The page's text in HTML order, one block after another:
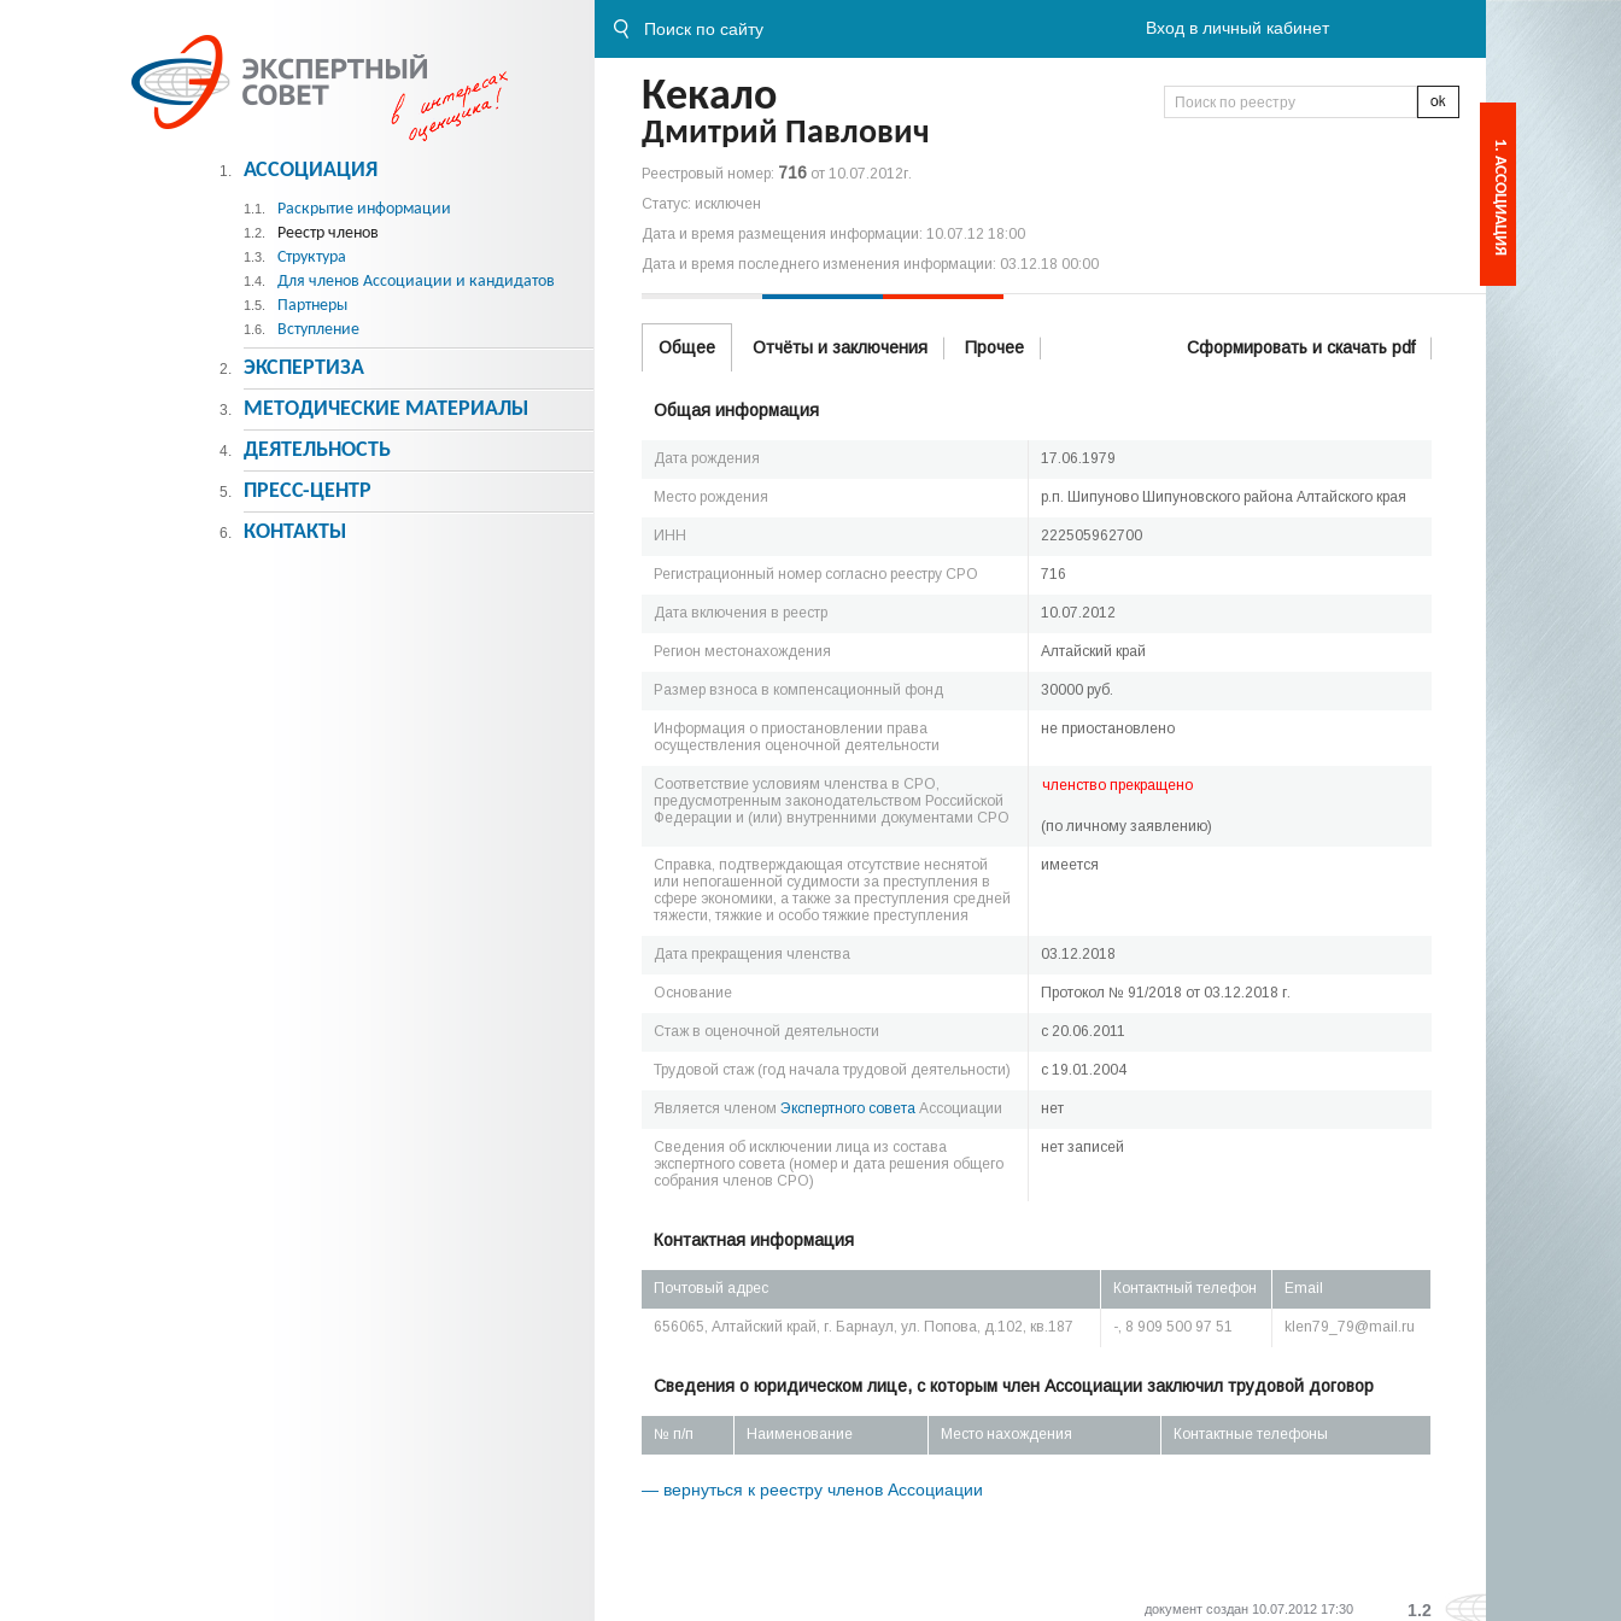
Вход в личный кабинет
Кекало
Дмитрий Павлович
Реестровый номер: 716 от 10.07.2012г.
Статус: исключен
Дата и время размещения информации: 10.07.12 18:00
Дата и время последнего изменения информации: 03.12.18 00:00
Общее Отчёты и заключения Прочее Сформировать и скачать pdf
Общая информация
Дата рождения 17.06.1979
Место рождения р.п. Шипуново Шипуновского района Алтайского края
ИНН 222505962700
Регистрационный номер согласно реестру СРО 716
Дата включения в реестр 10.07.2012
Регион местонахождения Алтайский край
Размер взноса в компенсационный фонд 30000 руб.
Информация о приостановлении права
осуществления оценочной деятельности
не приостановлено
Соответствие условиям членства в СРО,
предусмотренным законодательством Российской
Федерации и (или) внутренними документами СРО
членство прекращено
(по личному заявлению)
Справка, подтверждающая отсутствие неснятой
или непогашенной судимости за преступления в
сфере экономики, а также за преступления средней
тяжести, тяжкие и особо тяжкие преступления
имеется
Дата прекращения членства 03.12.2018
Основание Протокол № 91/2018 от 03.12.2018 г.
Стаж в оценочной деятельности c 20.06.2011
Трудовой стаж (год начала трудовой деятельности) c 19.01.2004
Является членом Экспертного совета Ассоциации нет
Сведения об исключении лица из состава
экспертного совета (номер и дата решения общего
собрания членов СРО)
нет записей
Контактная информация
Почтовый адрес Контактный телефон Email
656065, Алтайский край, г. Барнаул, ул. Попова, д.102, кв.187 -, 8 909 500 97 51 klen79_79@mail.ru
Сведения о юридическом лице, с которым член Ассоциации заключил трудовой договор
№ п/п Наименование Место нахождения Контактные телефоны
— вернуться к реестру членов Ассоциации
1. АССОЦИАЦИЯ
1.1. Раскрытие информации
1.2. Реестр членов
1.3. Структура
1.4. Для членов Ассоциации и кандидатов
1.5. Партнеры
1.6. Вступление
2. ЭКСПЕРТИЗА
3. МЕТОДИЧЕСКИE МАТЕРИАЛЫ
4. ДЕЯТЕЛЬНОСТЬ
5. ПРЕСС-ЦЕНТР
6. КОНТАКТЫ
документ создан 10.07.2012 17:30 1.2
1. АССОЦИАЦИЯ